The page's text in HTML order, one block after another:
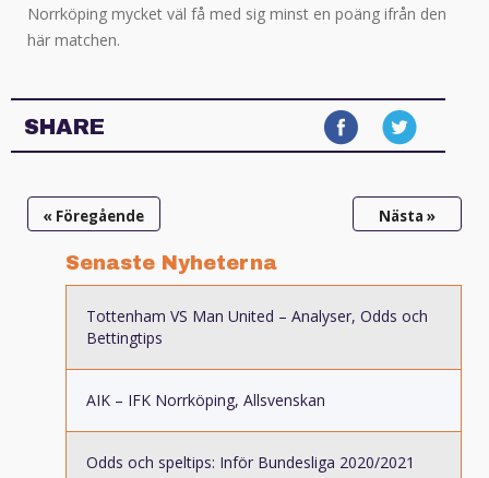
Norrköping mycket väl få med sig minst en poäng ifrån den
här matchen.
SHARE
« Föregående Nästa »
Senaste Nyheterna
Tottenham VS Man United – Analyser, Odds och
Bettingtips
AIK – IFK Norrköping, Allsvenskan
Odds och speltips: Inför Bundesliga 2020/2021